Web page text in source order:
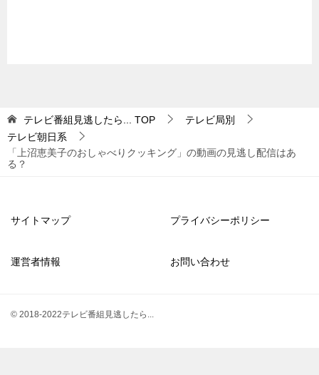
テレビ番組見逃したら... TOP
テレビ局別
テレビ朝日系
「上沼恵美子のおしゃべりクッキング」の動画の見逃し配信はあ
る？
サイトマップ プライバシーポリシー
運営者情報 お問い合わせ
© 2018-2022テレビ番組見逃したら...